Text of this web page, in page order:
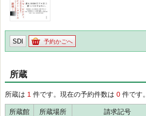
SDI 予約かごへ
所蔵
所蔵は 1 件です。現在の予約件数は 0 件です。
所蔵館 所蔵場所 請求記号